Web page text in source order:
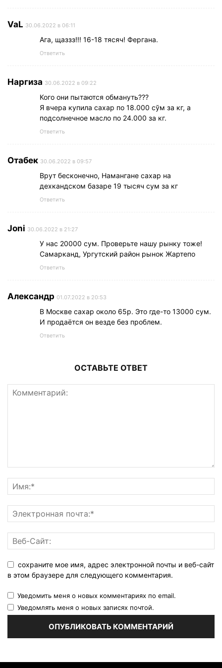
VaL 30.06.2022 в 06:11
Ага, щаззз!!! 16-18 тясяч! Фергана.
Ответить
Наргиза 30.06.2022 в 09:22
Кого они пытаются обмануть???
Я вчера купила сахар по 18.000 сўм за кг, а
подсолнечное масло по 24.000 за кг.
Ответить
Отабек 30.06.2022 в 09:57
Врут бесконечно, Намангане сахар на
дехкандском базаре 19 тысяч сум за кг
Ответить
Joni 30.06.2022 в 21:27
У нас 20000 сум. Проверьте нашу рынку тоже!
Самарканд, Ургутский район рынок Жартепо
Ответить
Александр 01.07.2022 в 20:53
В Москве сахар около 65р. Это где-то 13000 сум.
И продаётся он везде без проблем.
Ответить
ОСТАВЬТЕ ОТВЕТ
сохраните мое имя, адрес электронной почты и веб-сайт
в этом браузере для следующего комментария.
Уведомить меня о новых комментариях по email.
Уведомлять меня о новых записях почтой.